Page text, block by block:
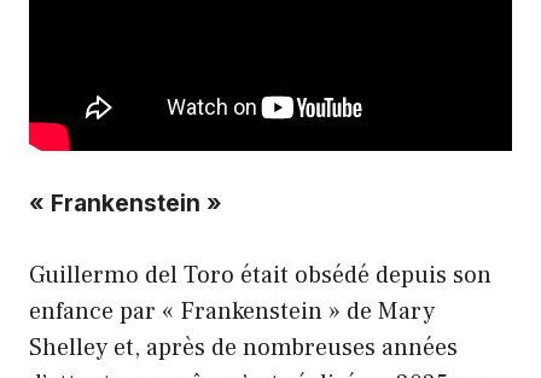
« Frankenstein »
Guillermo del Toro était obsédé depuis son
enfance par « Frankenstein » de Mary
Shelley et, après de nombreuses années